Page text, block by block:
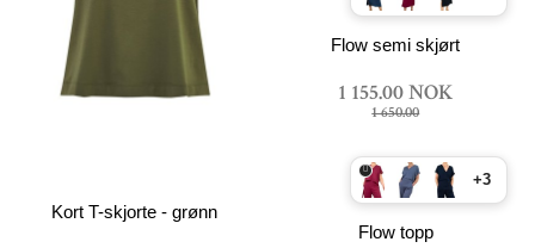
Kort T-skjorte - grønn
Flow semi skjørt
1 155.00 NOK
1 650.00
+3
Flow topp